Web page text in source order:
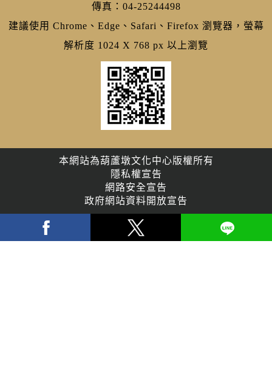
傳真：04-25244498
建議使用 Chrome、Edge、Safari、Firefox 瀏覽器，螢幕
解析度 1024 X 768 px 以上瀏覽
本網站為葫蘆墩文化中心版權所有
隱私權宣告
網路安全宣告
政府網站資料開放宣告